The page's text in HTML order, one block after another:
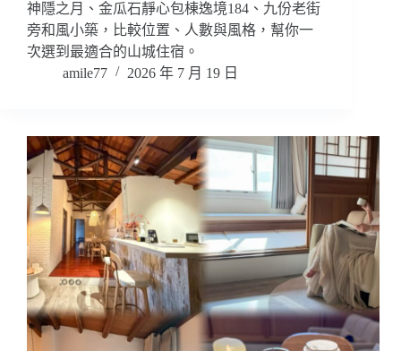
神隱之月、金瓜石靜心包棟逸境184、九份老街
旁和風小築，比較位置、人數與風格，幫你一
次選到最適合的山城住宿。
amile77
2026 年 7 月 19 日